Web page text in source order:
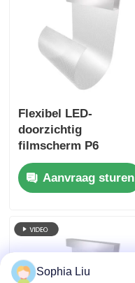
Flexibel LED-
doorzichtig
filmscherm P6
Ultradun
glasbeeldscherm
voor winkelcentrum
reclame
Aanvraag sturen
Sophia Liu